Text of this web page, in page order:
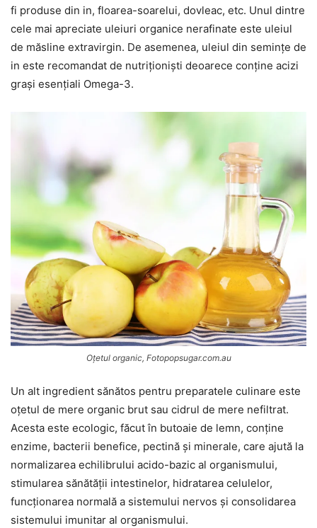
fi produse din in, floarea-soarelui, dovleac, etc. Unul dintre
cele mai apreciate uleiuri organice nerafinate este uleiul
de măsline extravirgin. De asemenea, uleiul din semințe de
in este recomandat de nutriționiști deoarece conține acizi
grași esențiali Omega-3.
Oțetul organic, Fotopopsugar.com.au
Un alt ingredient sănătos pentru preparatele culinare este
oțetul de mere organic brut sau cidrul de mere nefiltrat.
Acesta este ecologic, făcut în butoaie de lemn, conține
enzime, bacterii benefice, pectină și minerale, care ajută la
normalizarea echilibrului acido-bazic al organismului,
stimularea sănătății intestinelor, hidratarea celulelor,
funcționarea normală a sistemului nervos și consolidarea
sistemului imunitar al organismului.